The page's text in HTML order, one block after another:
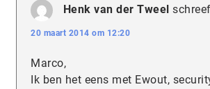
Henk van der Tweel
20 maart 2014 om 12:20
Marco,
Ik ben het eens met Ewout,